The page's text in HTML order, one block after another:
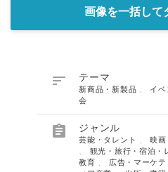
画像を一括して
 テーマ
新商品・新製品
イ
会
 ジャンル
芸能・タレント 、映画
観光・旅行・宿泊・
教育
広告・マーケ